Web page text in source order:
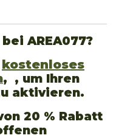
AREA077?
kostenloses
, , um Ihren
aktivieren.
20 % Rabatt